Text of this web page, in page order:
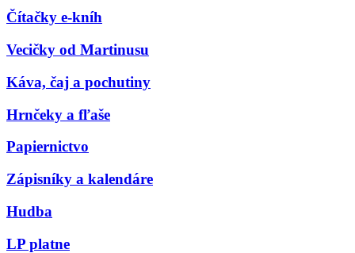
Čítačky e-kníh
Vecičky od Martinusu
Káva, čaj a pochutiny
Hrnčeky a fľaše
Papiernictvo
Zápisníky a kalendáre
Hudba
LP platne